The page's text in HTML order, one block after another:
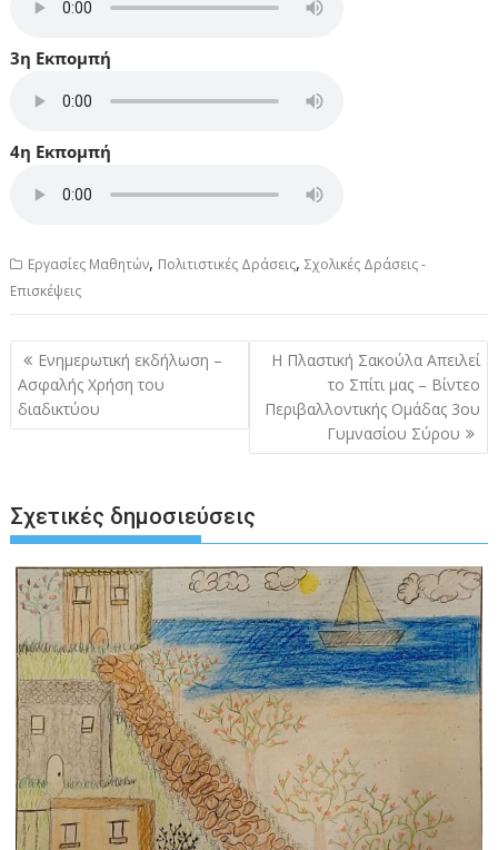
3η Εκπομπή
4η Εκπομπή
Εργασίες Μαθητών, Πολιτιστικές Δράσεις,Σχολικές Δράσεις -
Επισκέψεις
Πλοήγηση
άρθρων
Eνημερωτική εκδήλωση –
Ασφαλής Χρήση του
διαδικτύου
Η Πλαστική Σακούλα Απειλεί
το Σπίτι μας – Βίντεο
Περιβαλλοντικής Ομάδας 3ου
Γυμνασίου Σύρου
Σχετικές δημοσιεύσεις